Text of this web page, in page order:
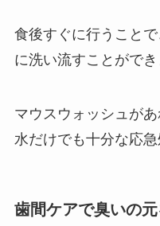
食後すぐに行うこと
に洗い流すことができ
マウスウォッシュが
水だけでも十分な応急
歯間ケアで臭いの元